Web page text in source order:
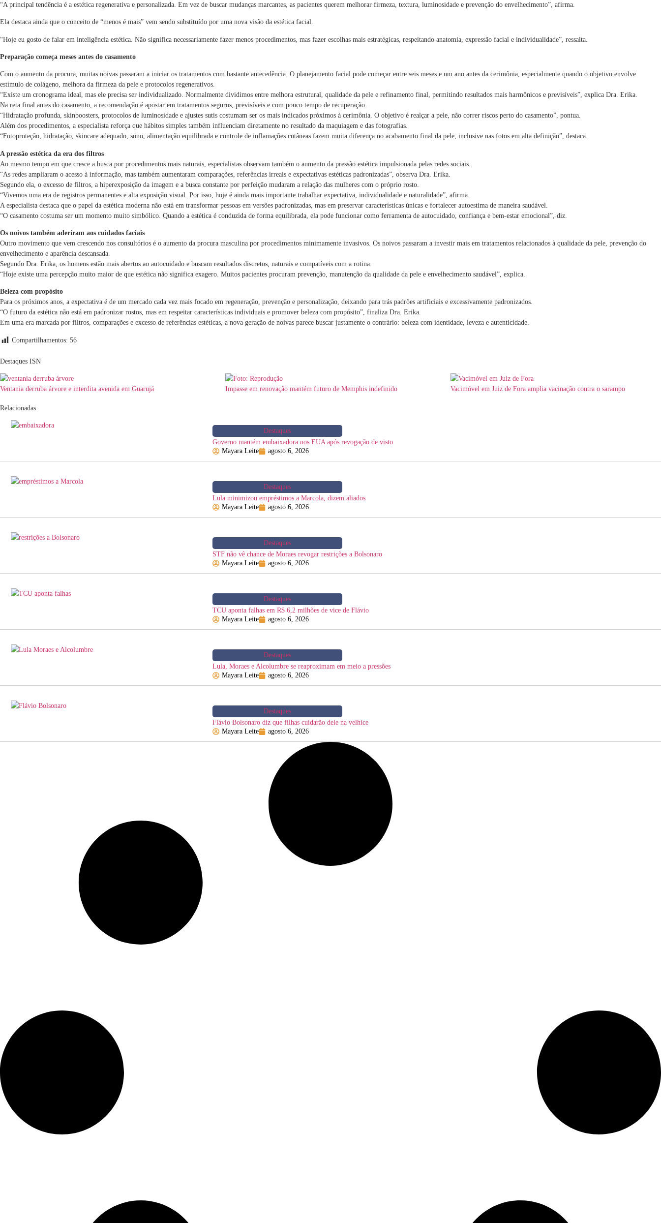
“A principal tendência é a estética regenerativa e personalizada. Em vez de buscar mudanças marcantes, as pacientes querem melhorar firmeza, textura, luminosidade e prevenção do envelhecimento”, afirma.
Ela destaca ainda que o conceito de “menos é mais” vem sendo substituído por uma nova visão da estética facial.
“Hoje eu gosto de falar em inteligência estética. Não significa necessariamente fazer menos procedimentos, mas fazer escolhas mais estratégicas, respeitando anatomia, expressão facial e individualidade”, ressalta.
Preparação começa meses antes do casamento
Com o aumento da procura, muitas noivas passaram a iniciar os tratamentos com bastante antecedência. O planejamento facial pode começar entre seis meses e um ano antes da cerimônia, especialmente quando o objetivo envolve
estímulo de colágeno, melhora da firmeza da pele e protocolos regenerativos.
“Existe um cronograma ideal, mas ele precisa ser individualizado. Normalmente dividimos entre melhora estrutural, qualidade da pele e refinamento final, permitindo resultados mais harmônicos e previsíveis”, explica Dra. Erika.
Na reta final antes do casamento, a recomendação é apostar em tratamentos seguros, previsíveis e com pouco tempo de recuperação.
“Hidratação profunda, skinboosters, protocolos de luminosidade e ajustes sutis costumam ser os mais indicados próximos à cerimônia. O objetivo é realçar a pele, não correr riscos perto do casamento”, pontua.
Além dos procedimentos, a especialista reforça que hábitos simples também influenciam diretamente no resultado da maquiagem e das fotografias.
“Fotoproteção, hidratação, skincare adequado, sono, alimentação equilibrada e controle de inflamações cutâneas fazem muita diferença no acabamento final da pele, inclusive nas fotos em alta definição”, destaca.
A pressão estética da era dos filtros
Ao mesmo tempo em que cresce a busca por procedimentos mais naturais, especialistas observam também o aumento da pressão estética impulsionada pelas redes sociais.
“As redes ampliaram o acesso à informação, mas também aumentaram comparações, referências irreais e expectativas estéticas padronizadas”, observa Dra. Erika.
Segundo ela, o excesso de filtros, a hiperexposição da imagem e a busca constante por perfeição mudaram a relação das mulheres com o próprio rosto.
“Vivemos uma era de registros permanentes e alta exposição visual. Por isso, hoje é ainda mais importante trabalhar expectativa, individualidade e naturalidade”, afirma.
A especialista destaca que o papel da estética moderna não está em transformar pessoas em versões padronizadas, mas em preservar características únicas e fortalecer autoestima de maneira saudável.
“O casamento costuma ser um momento muito simbólico. Quando a estética é conduzida de forma equilibrada, ela pode funcionar como ferramenta de autocuidado, confiança e bem-estar emocional”, diz.
Os noivos também aderiram aos cuidados faciais
Outro movimento que vem crescendo nos consultórios é o aumento da procura masculina por procedimentos minimamente invasivos. Os noivos passaram a investir mais em tratamentos relacionados à qualidade da pele, prevenção do
envelhecimento e aparência descansada.
Segundo Dra. Erika, os homens estão mais abertos ao autocuidado e buscam resultados discretos, naturais e compatíveis com a rotina.
“Hoje existe uma percepção muito maior de que estética não significa exagero. Muitos pacientes procuram prevenção, manutenção da qualidade da pele e envelhecimento saudável”, explica.
Beleza com propósito
Para os próximos anos, a expectativa é de um mercado cada vez mais focado em regeneração, prevenção e personalização, deixando para trás padrões artificiais e excessivamente padronizados.
“O futuro da estética não está em padronizar rostos, mas em respeitar características individuais e promover beleza com propósito”, finaliza Dra. Erika.
Em uma era marcada por filtros, comparações e excesso de referências estéticas, a nova geração de noivas parece buscar justamente o contrário: beleza com identidade, leveza e autenticidade.
Compartilhamentos: 56
Destaques ISN
Ventania derruba árvore e interdita avenida em Guarujá Impasse em renovação mantém futuro de Memphis indefinido Vacimóvel em Juiz de Fora amplia vacinação contra o sarampo
Relacionadas
Destaques
Governo mantém embaixadora nos EUA após revogação de visto
Mayara Leite
agosto 6, 2026
Destaques
Lula minimizou empréstimos a Marcola, dizem aliados
Mayara Leite
agosto 6, 2026
Destaques
STF não vê chance de Moraes revogar restrições a Bolsonaro
Mayara Leite
agosto 6, 2026
Destaques
TCU aponta falhas em R$ 6,2 milhões de vice de Flávio
Mayara Leite
agosto 6, 2026
Destaques
Lula, Moraes e Alcolumbre se reaproximam em meio a pressões
Mayara Leite
agosto 6, 2026
Destaques
Flávio Bolsonaro diz que filhas cuidarão dele na velhice
Mayara Leite
agosto 6, 2026